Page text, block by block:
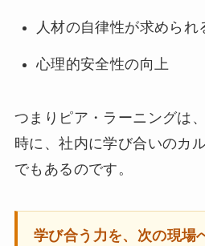
人材の自律性が求められ
心理的安全性の向上
つまりピア・ラーニングは
時に、社内に学び合いのカ
でもあるのです。
学び合う力を、次の現場